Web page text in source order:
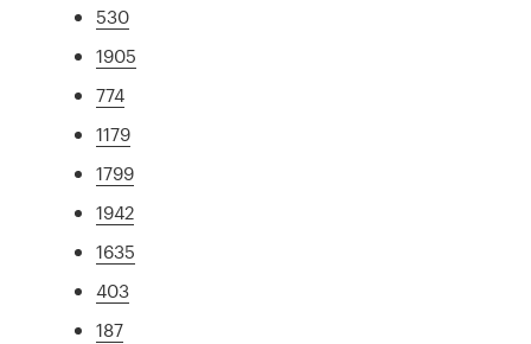
530
1905
774
1179
1799
1942
1635
403
187